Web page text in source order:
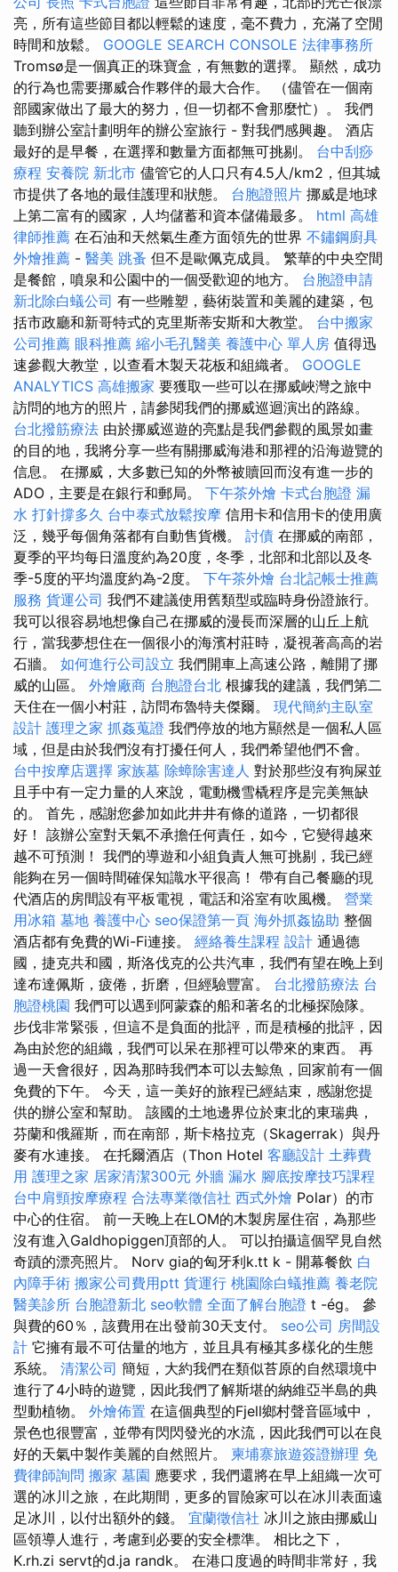
亮，所有這些節目都以輕鬆的速度，毫不費力，充滿了空閒
時間和放鬆。 GOOGLE SEARCH CONSOLE 法律事務所
Tromsø是一個真正的珠寶盒，有無數的選擇。 顯然，成功
的行為也需要挪威合作夥伴的最大合作。 （儘管在一個南
部國家做出了最大的努力，但一切都不會那麼忙）。 我們
聽到辦公室計劃明年的辦公室旅行 - 對我們感興趣。 酒店
最好的是早餐，在選擇和數量方面都無可挑剔。 台中刮痧
療程 安養院 新北市 儘管它的人口只有4.5人/km2，但其城
市提供了各地的最佳護理和狀態。 台胞證照片 挪威是地球
上第二富有的國家，人均儲蓄和資本儲備最多。 html 高雄
律師推薦 在石油和天然氣生產方面領先的世界 不鏽鋼廚具
外燴推薦 - 醫美 跳蚤 但不是歐佩克成員。 繁華的中央空間
是餐館，噴泉和公園中的一個受歡迎的地方。 台胞證申請
新北除白蟻公司 有一些雕塑，藝術裝置和美麗的建築，包
括市政廳和新哥特式的克里斯蒂安斯和大教堂。 台中搬家
公司推薦 眼科推薦 縮小毛孔醫美 養護中心 單人房 值得迅
速參觀大教堂，以查看木製天花板和組織者。 GOOGLE
ANALYTICS 高雄搬家 要獲取一些可以在挪威峽灣之旅中
訪問的地方的照片，請參閱我們的挪威巡迴演出的路線。
台北撥筋療法 由於挪威巡遊的亮點是我們參觀的風景如畫
的目的地，我將分享一些有關挪威海港和那裡的沿海遊覽的
信息。 在挪威，大多數已知的外幣被贖回而沒有進一步的
ADO，主要是在銀行和郵局。 下午茶外燴 卡式台胞證 漏
水 打針撐多久 台中泰式放鬆按摩 信用卡和信用卡的使用廣
泛，幾乎每個角落都有自動售貨機。 討債 在挪威的南部，
夏季的平均每日溫度約為20度，冬季，北部和北部以及冬
季-5度的平均溫度約為-2度。 下午茶外燴 台北記帳士推薦
服務 貨運公司 我們不建議使用舊類型或臨時身份證旅行。
我可以很容易地想像自己在挪威的漫長而深層的山丘上航
行，當我夢想住在一個很小的海濱村莊時，凝視著高高的岩
石牆。 如何進行公司設立 我們開車上高速公路，離開了挪
威的山區。 外燴廠商 台胞證台北 根據我的建議，我們第二
天住在一個小村莊，訪問布魯特夫傑爾。 現代簡約主臥室
設計 護理之家 抓姦蒐證 我們停放的地方顯然是一個私人區
域，但是由於我們沒有打擾任何人，我們希望他們不會。
台中按摩店選擇 家族墓 除蟑除害達人 對於那些沒有狗屎並
且手中有一定力量的人來說，電動機雪橇程序是完美無缺
的。 首先，感謝您參加如此井井有條的道路，一切都很
好！ 該辦公室對天氣不承擔任何責任，如今，它變得越來
越不可預測！ 我們的導遊和小組負責人無可挑剔，我已經
能夠在另一個時間確保知識水平很高！ 帶有自己餐廳的現
代酒店的房間設有平板電視，電話和浴室有吹風機。 營業
用冰箱 墓地 養護中心 seo保證第一頁 海外抓姦協助 整個
酒店都有免費的Wi-Fi連接。 經絡養生課程 設計 通過德
國，捷克共和國，斯洛伐克的公共汽車，我們有望在晚上到
達布達佩斯，疲倦，折磨，但經驗豐富。 台北撥筋療法 台
胞證桃園 我們可以遇到阿蒙森的船和著名的北極探險隊。
步伐非常緊張，但這不是負面的批評，而是積極的批評，因
為由於您的組織，我們可以呆在那裡可以帶來的東西。 再
過一天會很好，因為那時我們本可以去鯨魚，回家前有一個
免費的下午。 今天，這一美好的旅程已經結束，感謝您提
供的辦公室和幫助。 該國的土地邊界位於東北的東瑞典，
芬蘭和俄羅斯，而在南部，斯卡格拉克（Skagerrak）與丹
麥有水連接。 在托爾酒店（Thon Hotel 客廳設計 土葬費
用 護理之家 居家清潔300元 外牆 漏水 腳底按摩技巧課程
台中肩頸按摩療程 合法專業徵信社 西式外燴 Polar）的市
中心的住宿。 前一天晚上在LOM的木製房屋住宿，為那些
沒有進入Galdhopiggen頂部的人。 可以拍攝這個罕見自然
奇蹟的漂亮照片。 Norv gia的匈牙利k.tt k - 開幕餐飲 白
內障手術 搬家公司費用ptt 貨運行 桃園除白蟻推薦 養老院
醫美診所 台胞證新北 seo軟體 全面了解台胞證 t -ég。 參
與費的60％，該費用在出發前30天支付。 seo公司 房間設
計 它擁有最不可估量的地方，並且具有極其多樣化的生態
系統。 清潔公司 簡短，大約我們在類似苔原的自然環境中
進行了4小時的遊覽，因此我們了解斯堪的納維亞半島的典
型動植物。 外燴佈置 在這個典型的Fjell鄉村聲音區域中，
景色也很豐富，並帶有閃閃發光的水流，因此我們可以在良
好的天氣中製作美麗的自然照片。 柬埔寨旅遊簽證辦理 免
費律師詢問 搬家 墓園 應要求，我們還將在早上組織一次可
選的冰川之旅，在此期間，更多的冒險家可以在冰川表面遠
足冰川，以付出額外的錢。 宜蘭徵信社 冰川之旅由挪威山
區領導人進行，考慮到必要的安全標準。 相比之下，
K.rh.zi servt的d.ja randk。 在港口度過的時間非常好，我